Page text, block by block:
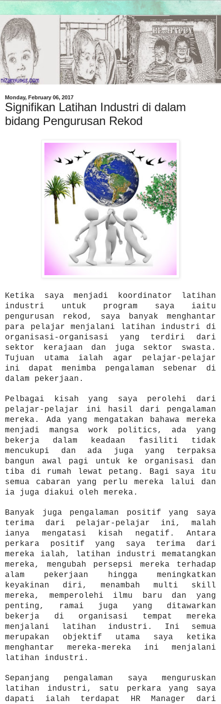
Monday, February 06, 2017
Signifikan Latihan Industri di dalam
bidang Pengurusan Rekod
Ketika saya menjadi koordinator latihan
industri untuk program saya iaitu
pengurusan rekod, saya banyak menghantar
para pelajar menjalani latihan industri di
organisasi-organisasi yang terdiri dari
sektor kerajaan dan juga sektor swasta.
Tujuan utama ialah agar pelajar-pelajar
ini dapatmenimba pengalaman sebenar di
dalam pekerjaan .
Pelbagai kisah yang saya perolehi dari
pelajar-pelajar ini hasil dari pengalaman
mereka. Ada yang mengatakan bahawa mereka
menjadi mangsa work politics, ada yang
bekerja dalam keadaan fasiliti tidak
mencukupi dan ada juga yang terpaksa
bangun awal pagi untuk ke organisasi dan
tiba di rumah lewat petang. Bagi saya itu
semua cabaran yang perlu mereka lalui dan
ia juga diakui oleh mereka.
Banyak juga pengalaman positif yang saya
terima dari pelajar-pelajar ini, malah
ianya mengatasi kisah negatif. Antara
perkara positif yang saya terima dari
mereka ialah, latihan industri mematangkan
mereka, mengubah persepsi mereka terhadap
alam pekerjaan hingga meningkatkan
keyakinan diri, menambah multi skill
mereka,
memperolehi ilmu baru dan yang
penting, ramai juga yang ditawarkan
bekerja di organisasi tempat mereka
menjalani latihan industri. Ini semua
merupakan objektif utama saya ketika
menghantar mereka-mereka ini menjalani
latihan industri.
Sepanjang pengalaman saya menguruskan
latihan industri, satu perkara yang saya
dapati ialah terdapat HR Manager dari